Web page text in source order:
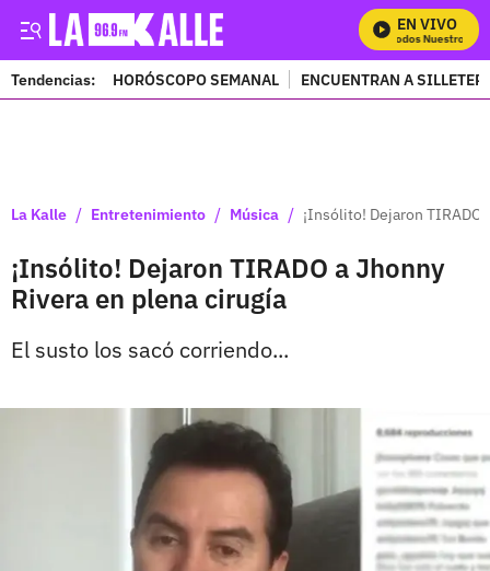
EN VIVO
Mira Todos Nuestros
Tendencias: HORÓSCOPO SEMANAL ENCUENTRAN A
La Kalle / Entretenimiento / Música / ¡Insólito! Dejaron TIRADO
¡Insólito! Dejaron TIRADO a Jhonny
Rivera en plena cirugía
El susto los sacó corriendo...